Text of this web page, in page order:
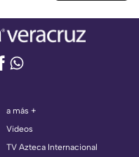
a más +
Videos
TV Azteca Internacional